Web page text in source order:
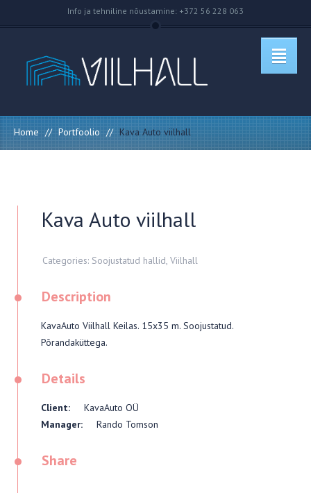
Info ja tehniline nõustamine: +372 56 228 063
Home // Portfoolio // Kava Auto viilhall
Kava Auto viilhall
Categories: Soojustatud hallid, Viilhall
• Description
KavaAuto Viilhall Keilas. 15x35 m. Soojustatud.
Põrandaküttega.
• Details
Client:
KavaAuto OÜ
Manager:
Rando Tomson
• Share